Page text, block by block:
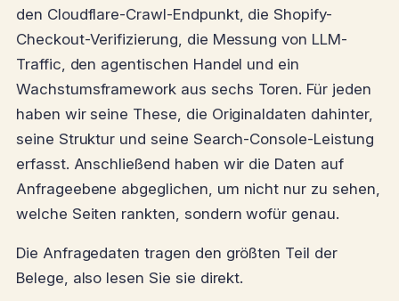
den Cloudflare-Crawl-Endpunkt, die Shopify-
Checkout-Verifizierung, die Messung von LLM-
Traffic, den agentischen Handel und ein
Wachstumsframework aus sechs Toren. Für jeden
haben wir seine These, die Originaldaten dahinter,
seine Struktur und seine Search-Console-Leistung
erfasst. Anschließend haben wir die Daten auf
Anfrageebene abgeglichen, um nicht nur zu sehen,
welche Seiten rankten, sondern wofür genau.
Die Anfragedaten tragen den größten Teil der
Belege, also lesen Sie sie direkt.